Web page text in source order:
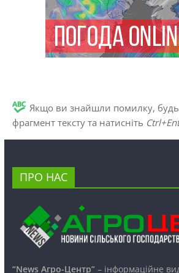
Якщо ви знайшли помилку, будь
фрагмент тексту та натисніть
ПРО НАС
“News Агро-Центр”– інформаційне